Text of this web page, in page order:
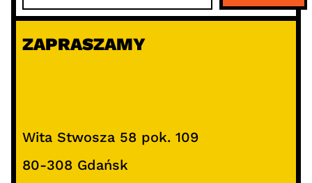
u
a
ZAPRASZAMY
Wita Stwosza 58 pok. 109
80-308 Gdańsk